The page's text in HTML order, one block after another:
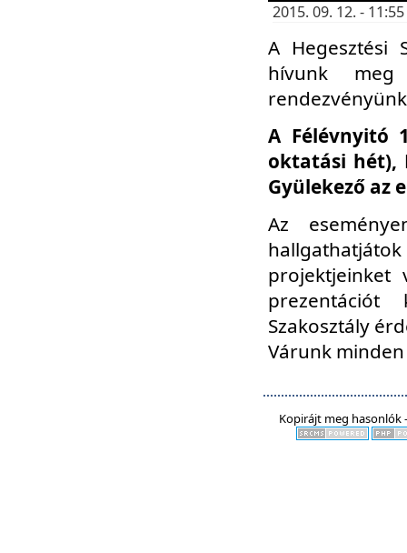
2015. 09. 12. -
A Hegesztési
hívunk
A Félévnyitó
oktatási hét),
Gyülekező az
Az
Szakosztály
Várunk
Kopirájt meg hasonlók